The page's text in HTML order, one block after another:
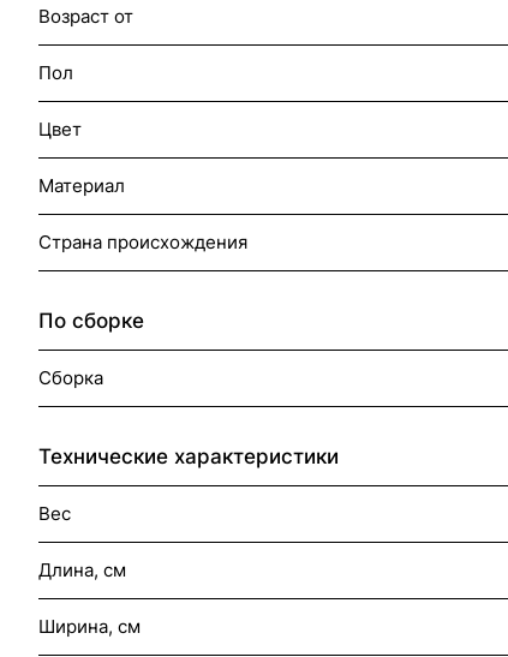
Возраст от
Пол
Цвет
Материал
Страна происхождения
По сборке
Сборка
Технические характеристики
Вес
Длина, см
Ширина, см